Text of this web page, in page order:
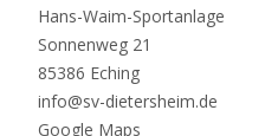
Hans-Waim-Sportanlage
Sonnenweg 21
85386 Eching
info@sv-dietersheim.de
Google Maps